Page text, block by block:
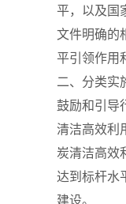
平，以及国
文件明确的
平引领作用
二、分类实
鼓励和引导
清洁高效利
炭清洁高效
达到标杆水
建设。